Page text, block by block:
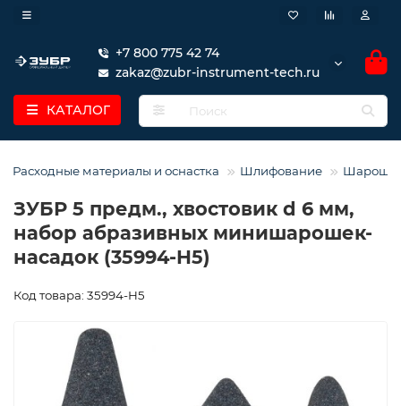
+7 800 775 42 74
zakaz@zubr-instrument-tech.ru
КАТАЛОГ
Расходные материалы и оснастка Шлифование
ЗУБР 5 предм., хвостовик d 6 мм,
набор абразивных минишарошек-
насадок (35994-H5)
Код товара: 35994-H5